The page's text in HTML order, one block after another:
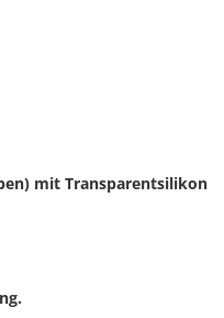
mit Transparentsilikon